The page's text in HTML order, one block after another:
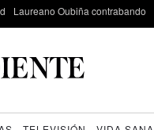
Laureano Oubiña contrabando